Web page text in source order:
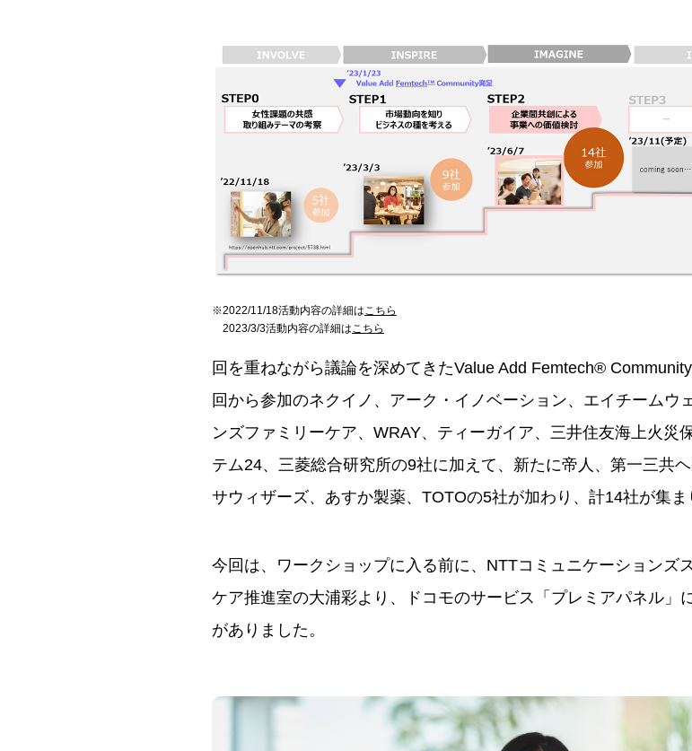
※2022/11/18活動内容の詳細は こちら
2023/3/3活動内容の詳細は こちら
回を重ねながら議論を深めてきたValue Add Femtech®
回から参加のネクイノ、アーク・イノベーション、エイチームウ
ンズファミリーケア、WRAY、ティーガイア、三井住友海上火災
テム24、三菱総合研究所の9社に加えて、新たに帝人、第一三共
サウィザーズ、あすか製薬、TOTOの5社が加わり、計14社が集ま
今回は、ワークショップに入る前に、NTTコミュニケーションズ
ケア推進室の大浦彩より、ドコモのサービス「プレミアパネル」
がありました。